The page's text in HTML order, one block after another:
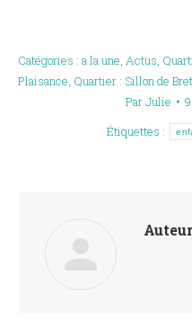
Catégories : a la une, Actus,
Plaisance, Quartier : Sillon de
ParJulie
Étiquettes :